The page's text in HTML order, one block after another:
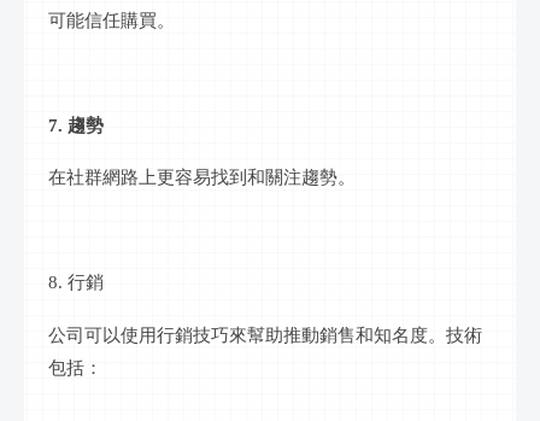
可能信任購買。
7. 趨勢
在社群網路上更容易找到和關注趨勢。
8. 行銷
公司可以使用行銷技巧來幫助推動銷售和知名度。技術
包括：